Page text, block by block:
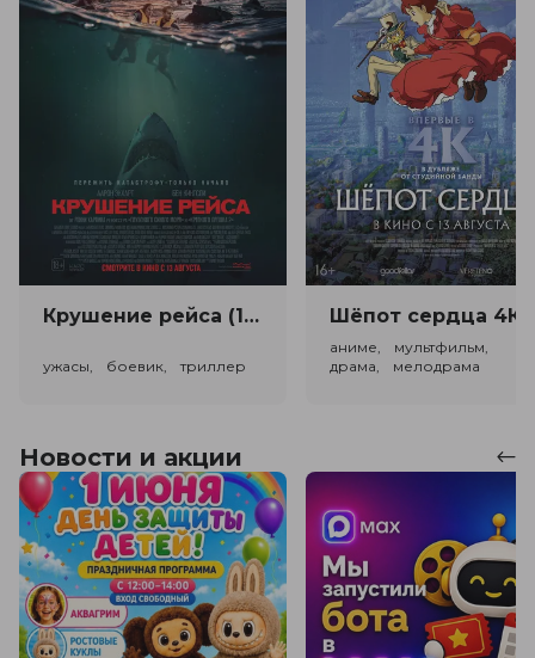
Крушение рейса (18+)
ужасы, боевик, триллер
аниме, мультфильм,
драма, мелодрама
Новости и акции